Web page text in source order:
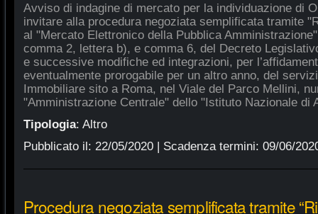
Avviso di indagine di mercato per la individuazione di
invitare alla procedura negoziata semplificata tramite
al "Mercato Elettronico della Pubblica
comma 2, lettera b), e comma 6, del Decreto
e successive modifiche ed integrazioni, per
eventualmente prorogabile per un altro anno, del
Immobiliare sito a Roma, nel Viale del Parco Mellini,
"Amministrazione Centrale" dello "Istituto Nazionale di
Tipologia: Altro
Pubblicato il: 22/05/2020| Scadenza termini: 09/06/
Procedura negoziata semplificata tramite